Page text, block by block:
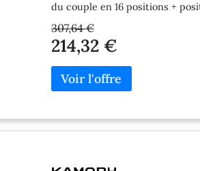
du couple en 16 positions +
bonne prise en main
Makstar Li-Ion, Ni-Mh 9,6 a 18 V
Spécifications techniques: •
Max. Couple de fixation dure /
6000 / 19 500 min?1 • Diametre
Tige de conduite: 1/2"-20UNF "
batterie (EPTA): 1,7 – 2,0 kg •
307,64 €
214,32 €